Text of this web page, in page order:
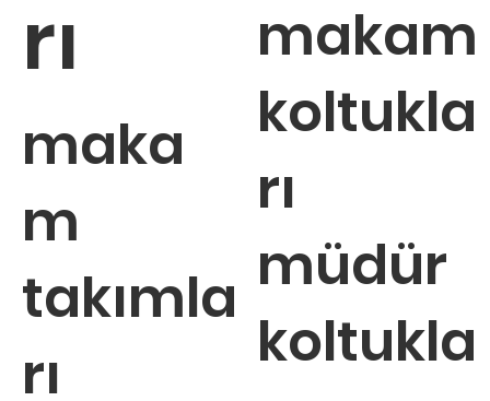
rı
maka
m
takımla
rı
makam
koltukla
rı
müdür
koltukla